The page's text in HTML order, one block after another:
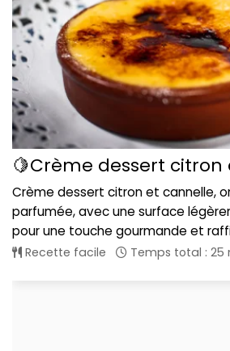
🍋Crème dessert
Crème dessert citron et cannelle,
parfumée, avec une surface
pour une touche gourmande et
Recette facile Temps total : 25